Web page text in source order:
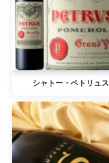
シャトー・ペトリュス